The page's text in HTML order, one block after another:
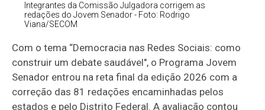
Integrantes da Comissão Julgadora corrigem as
redações do Jovem Senador - Foto: Rodrigo
Viana/SECOM
Com o tema “Democracia nas Redes Sociais: como
construir um debate saudável", o Programa Jovem
Senador entrou na reta final da edição 2026 com a
correção das 81 redações encaminhadas pelos
estados e pelo Distrito Federal. A avaliação contou